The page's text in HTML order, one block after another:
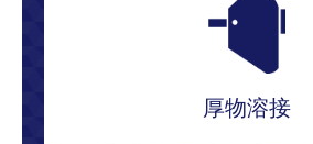
厚物溶接